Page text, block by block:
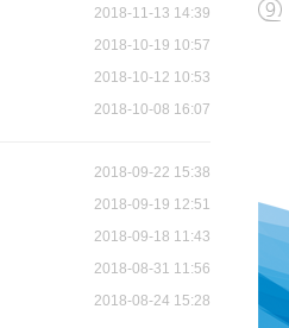
2018-11-13 14:39
2018-10-19 10:57
2018-10-12 10:53
2018-10-08 16:07
2018-09-22 15:38
2018-09-19 12:51
2018-09-18 11:43
2018-08-31 11:56
2018-08-24 15:28